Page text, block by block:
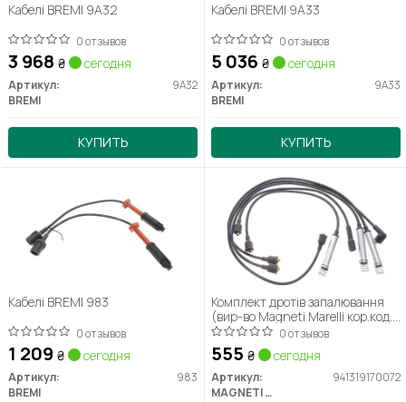
Кабелі BREMI 9A32
0 отзывов
3 968 ₴ сегодня
Артикул:
9A32
BREMI
КУПИТЬ
Кабелі BREMI 9A33
0 отзывов
5 036 ₴ сегодня
Артикул:
9A33
BREMI
КУПИТЬ
Кабелі BREMI 983
0 отзывов
1 209 ₴ сегодня
Артикул:
983
BREMI
Комплект дротів запалювання
(вир-во Magneti Marelli кор.код.
MSQ0072) 0 отзывов
555 ₴ сегодня
Артикул:
941319170072
MAGNETI MARELLI